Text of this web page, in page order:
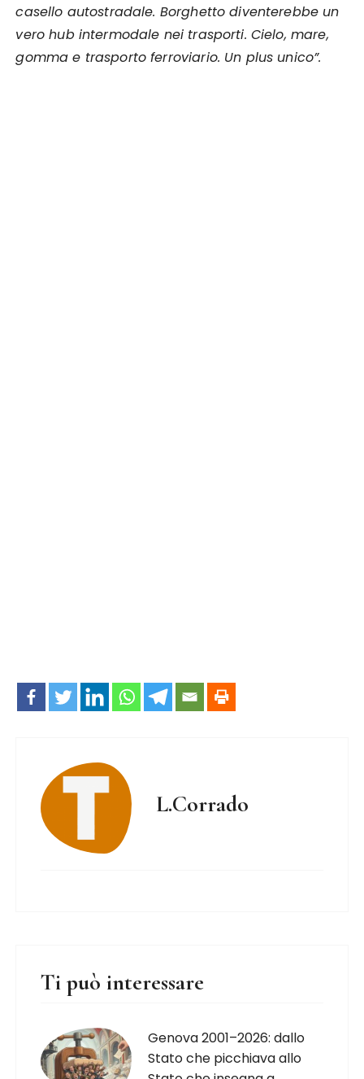
casello autostradale. Borghetto diventerebbe un
vero hub intermodale nei trasporti. Cielo, mare,
gomma e trasporto ferroviario. Un plus unico”.
L.Corrado
Ti può interessare
Genova 2001–2026: dallo
Stato che picchiava allo